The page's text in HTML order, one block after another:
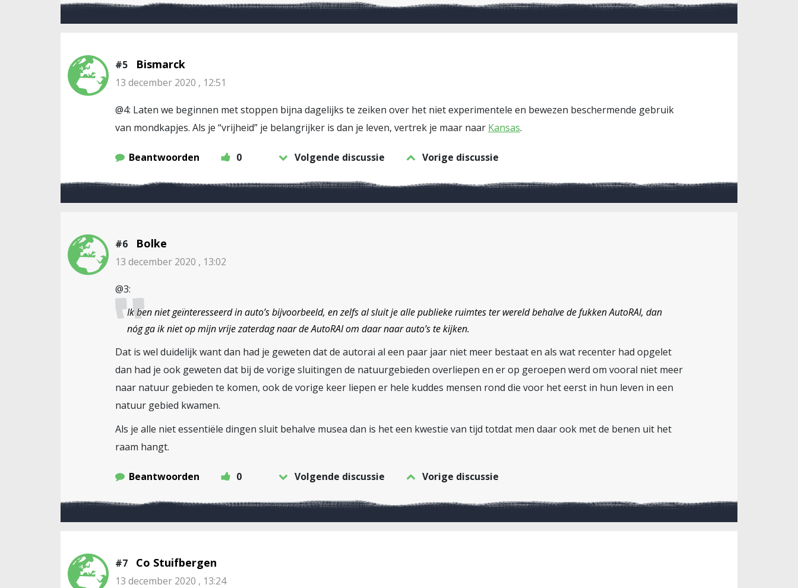
#5 Bismarck
13 december 2020 , 12:51
@4: Laten we beginnen met stoppen bijna dagelijks te zeiken over het niet experimentele en bewezen beschermende gebruik
van mondkapjes. Als je “vrijheid” je belangrijker is dan je leven, vertrek je maar naar Kansas.
Beantwoorden 0 Volgende discussie Vorige discussie
#6 Bolke
13 december 2020 , 13:02
@3:
Ik ben niet geïnteresseerd in auto’s bijvoorbeeld, en zelfs al sluit je alle publieke ruimtes ter wereld behalve de fukken AutoRAI, dan
nóg ga ik niet op mijn vrije zaterdag naar de AutoRAI om daar naar auto’s te kijken.
Dat is wel duidelijk want dan had je geweten dat de autorai al een paar jaar niet meer bestaat en als wat recenter had opgelet
dan had je ook geweten dat bij de vorige sluitingen de natuurgebieden overliepen en er op geroepen werd om vooral niet meer
naar natuur gebieden te komen, ook de vorige keer liepen er hele kuddes mensen rond die voor het eerst in hun leven in een
natuur gebied kwamen.
Als je alle niet essentiële dingen sluit behalve musea dan is het een kwestie van tijd totdat men daar ook met de benen uit het
raam hangt.
Beantwoorden 0 Volgende discussie Vorige discussie
#7 Co Stuifbergen
13 december 2020 , 13:24